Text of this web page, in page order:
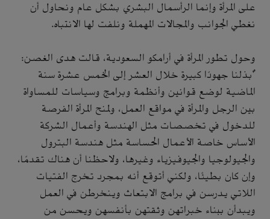
على المرأة وإنما الرأسمال البشري بشكل عام ونحاول أن
نغطي الجوانب والمجالات المهملة ونلفت لها الانتباه.
وحول تطور المرأة في أرامكو السعودية، قالت هدى الغصن:
"بذلنا جهودًا كبيرة خلال العشر إلى الخمس عشرة سنة
الماضية لوضع قوانين وأنظمة وبرامج وسياسات للمساواة
بين الرجل والمرأة في مواقع العمل، ولمنح المرأة الفرصة
للدخول في تخصصات مثل الهندسة وأعمال الشركة
الأساس خاصة الأعمال الحساسة مثل هندسة البترول
والجيولوجيا والجيوفيزياء وغيرها، ولاحظنا أن هناك تقدمًا،
وإن كان بطيئًا، ولكني أتوقع أنه بمجرد تخرج الفتيات
اللاتي يدرسن في برامج الابتعاث وينخرطن في العمل
ويبدأن ببناء خبراتهن وثقتهن بأنفسهن ويحسن من